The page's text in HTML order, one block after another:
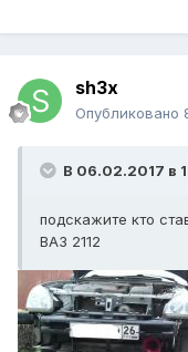
sh3x
Опубликовано
В 06.02.2017 в
подскажите кто
ВАЗ 2112